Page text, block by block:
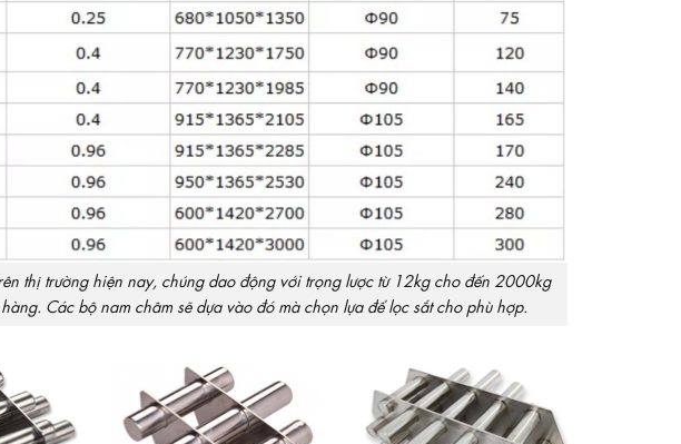
thị trường hiện nay, chúng dao động với trọng lược từ 12kg cho đến 2000kg
Các bộ nam châm sẽ dựa vào đó mà chọn lựa để lọc sắt cho phù hợp.